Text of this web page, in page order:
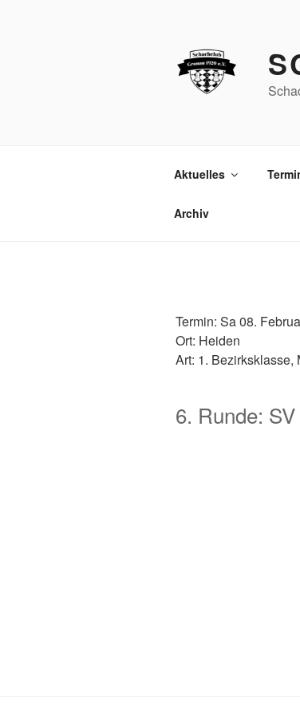
Aktuelles
Archiv
Termin: Sa 08.
Ort: Heiden
Art: 1. Bezirksklasse,
6. Runde: